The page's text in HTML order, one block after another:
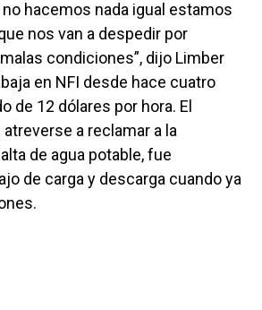
hacemos nada igual estamos
nos van a despedir por
condiciones”, dijo Limber
en NFI desde hace cuatro
de 12 dólares por hora. El
a reclamar a la
de agua potable, fue
de carga y descarga cuando ya